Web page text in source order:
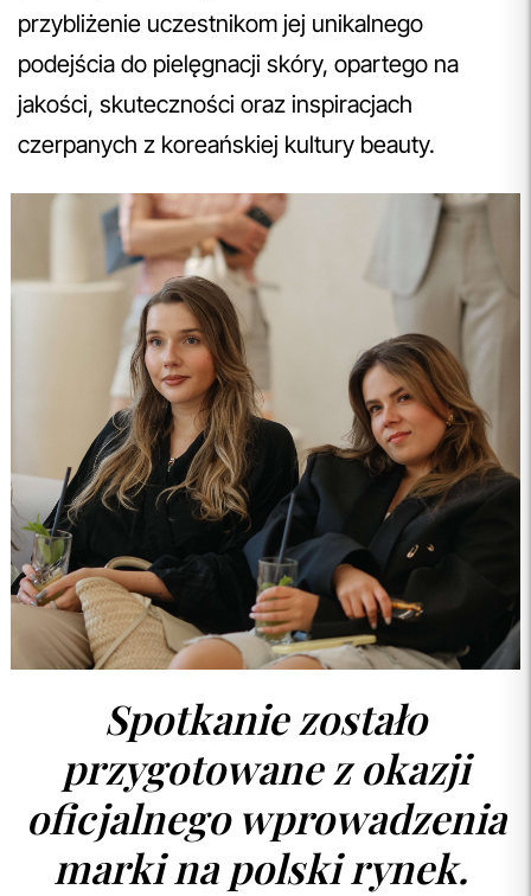
przybliżenie uczestnikom jej unikalnego
podejścia do pielęgnacji skóry, opartego na
jakości, skuteczności oraz inspiracjach
czerpanych z koreańskiej kultury beauty.
Spotkanie zostało
przygotowane z okazji
oficjalnego wprowadzenia
marki na polski rynek.